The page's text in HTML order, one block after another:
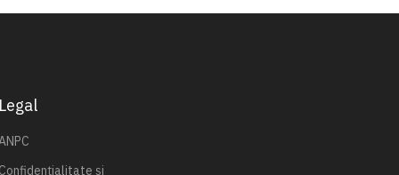
Legal
Confidențialitate și